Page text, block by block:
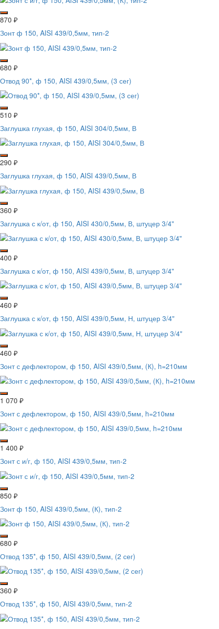
870 ₽
Зонт ф 150, AISI 439/0,5мм, тип-2
680 ₽
Отвод 90*, ф 150, AISI 439/0,5мм, (3 сег)
510 ₽
Заглушка глухая, ф 150, AISI 304/0,5мм, В
290 ₽
Заглушка глухая, ф 150, AISI 439/0,5мм, В
360 ₽
Заглушка с к/от, ф 150, AISI 430/0,5мм, В, штуцер 3/4"
400 ₽
Заглушка с к/от, ф 150, AISI 439/0,5мм, В, штуцер 3/4"
460 ₽
Заглушка с к/от, ф 150, AISI 439/0,5мм, Н, штуцер 3/4"
460 ₽
Зонт с дефлектором, ф 150, AISI 439/0,5мм, (К), h=210мм
1 070 ₽
Зонт с дефлектором, ф 150, AISI 439/0,5мм, h=210мм
1 400 ₽
Зонт с и/г, ф 150, AISI 439/0,5мм, тип-2
850 ₽
Зонт ф 150, AISI 439/0,5мм, (К), тип-2
680 ₽
Отвод 135*, ф 150, AISI 439/0,5мм, (2 сег)
360 ₽
Отвод 135*, ф 150, AISI 439/0,5мм, тип-2